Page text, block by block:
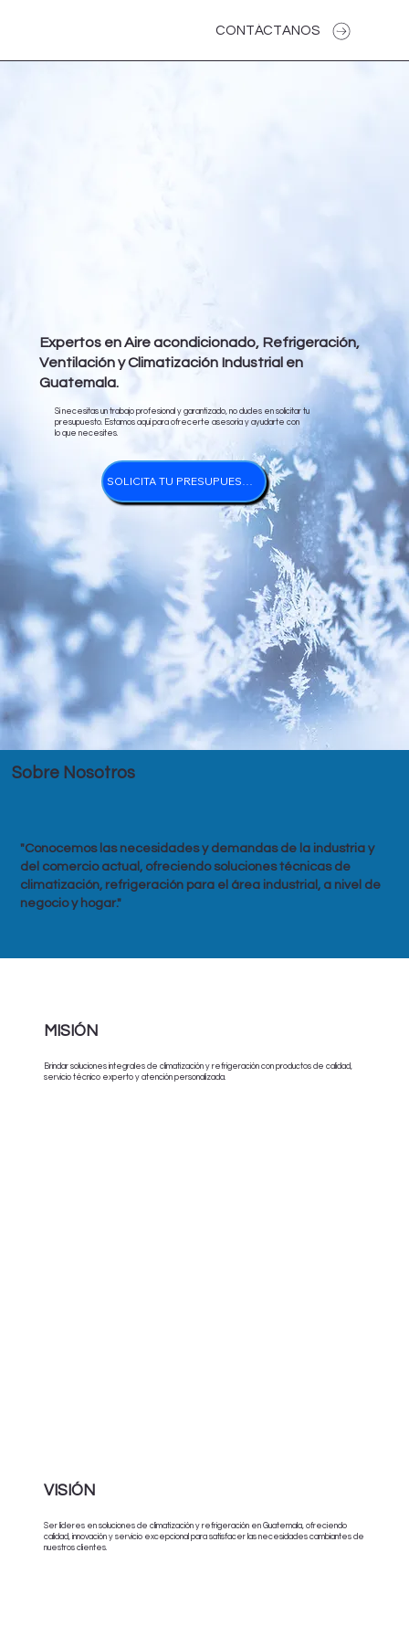
CONTÁCTANOS
Si necesitas un trabajo profesional y garantizado, no dudes en solicitar tu
presupuesto. Estamos aquí para ofrecerte asesoría y ayudarte con
lo que necesites.
Expertos en Aire acondicionado, Refrigeración,
Ventilación y Climatización Industrial en
Guatemala.
SOLICITA TU PRESUPUESTO
Sobre Nosotros
"Conocemos las necesidades y demandas de la industria y
del comercio actual, ofreciendo soluciones técnicas de
climatización, refrigeración para el área industrial, a nivel de
negocio y hogar."
Ser líderes en soluciones de climatización y refrigeración en Guatemala, ofreciendo
calidad, innovación y servicio excepcional para satisfacer las necesidades cambiantes de
nuestros clientes.
VISIÓN
Brindar soluciones integrales de climatización y refrigeración con productos de calidad,
servicio técnico experto y atención personalizada.
MISIÓN